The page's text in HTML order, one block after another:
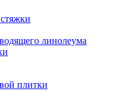
линолеума
плитки